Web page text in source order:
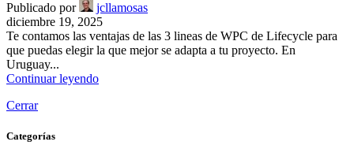
Publicado por
jcllamosas
diciembre 19, 2025
Te contamos las ventajas de las 3 lineas de WPC de Lifecycle para
que puedas elegir la que mejor se adapta a tu proyecto. En
Uruguay...
Continuar leyendo
Cerrar
Categorías